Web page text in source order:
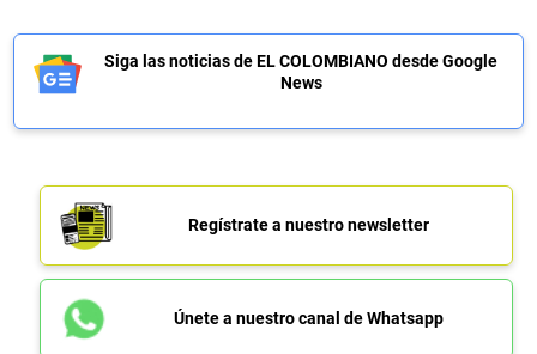
Siga las noticias de EL COLOMBIANO desde Google
News
Regístrate a nuestro newsletter
Únete a nuestro canal de Whatsapp